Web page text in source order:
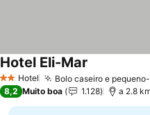
2 Estrelas
Hotel Bolo caseiro e
Hotel Eli-Mar
8,2 Muito boa 1.128 a 2.8